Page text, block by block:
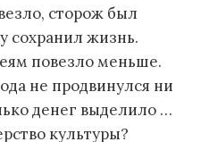
сторож был
сохранил жизнь.
повезло меньше.
не продвинулся ни
денег выделило …
культуры?